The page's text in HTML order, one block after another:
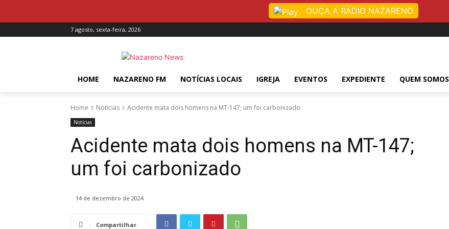
7 agosto, sexta-feira, 2026
HOME NAZARENO FM NOTÍCIAS LOCAIS IGREJA EVENTOS EXPEDIENTE QUEM SOMOS
Home Notícias Acidente mata dois homens na MT-147; um foi carbonizado
Notícias
Acidente mata dois homens na MT-147;
um foi carbonizado
14 de dezembro de 2024
Compartilhar
OUÇA A RÁDIO NAZARENO